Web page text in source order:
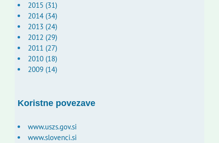
2015 (31)
2014 (34)
2013 (24)
2012 (29)
2011 (27)
2010 (18)
2009 (14)
Koristne povezave
www.uszs.gov.si
www.slovenci.si